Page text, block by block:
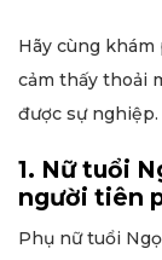
Hãy cùng
cảm thấy thoải
được sự nghiệp.
1. Nữ tuổi
người tiên
Phụ nữ tuổi